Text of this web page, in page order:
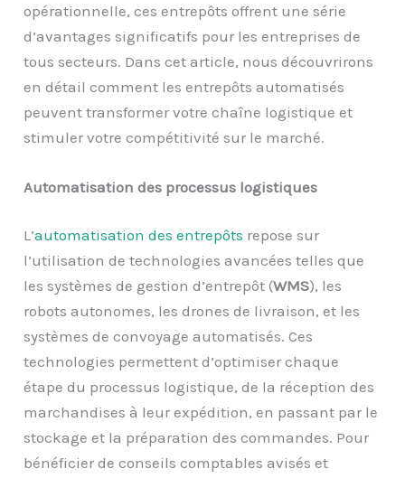
opérationnelle, ces entrepôts offrent une série
d’avantages significatifs pour les entreprises de
tous secteurs. Dans cet article, nous découvrirons
en détail comment les entrepôts automatisés
peuvent transformer votre chaîne logistique et
stimuler votre compétitivité sur le marché.
Automatisation des processus logistiques
L’automatisation des entrepôts repose sur
l’utilisation de technologies avancées telles que
les systèmes de gestion d’entrepôt (WMS), les
robots autonomes, les drones de livraison, et les
systèmes de convoyage automatisés. Ces
technologies permettent d’optimiser chaque
étape du processus logistique, de la réception des
marchandises à leur expédition, en passant par le
stockage et la préparation des commandes. Pour
bénéficier de conseils comptables avisés et